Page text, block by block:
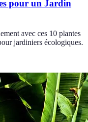
pour un Jardin
avec ces 10 plantes
jardiniers écologiques.